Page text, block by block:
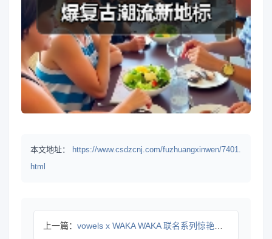
本文地址：
https://www.csdzcnj.com/fuzhuangxinwen/7401.
html
上一篇： vowels x WAKA WAKA 联名系列惊艳亮相米兰设